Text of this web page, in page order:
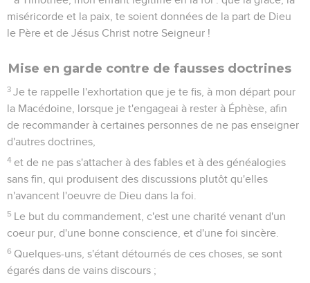
miséricorde et la paix, te soient données de la part de Dieu
le Père et de Jésus Christ notre Seigneur !
Mise en garde contre de fausses doctrines
3 Je te rappelle l'exhortation que je te fis, à mon départ pour
la Macédoine, lorsque je t'engageai à rester à Éphèse, afin
de recommander à certaines personnes de ne pas enseigner
d'autres doctrines,
4 et de ne pas s'attacher à des fables et à des généalogies
sans fin, qui produisent des discussions plutôt qu'elles
n'avancent l'oeuvre de Dieu dans la foi.
5 Le but du commandement, c'est une charité venant d'un
coeur pur, d'une bonne conscience, et d'une foi sincère.
6 Quelques-uns, s'étant détournés de ces choses, se sont
égarés dans de vains discours ;